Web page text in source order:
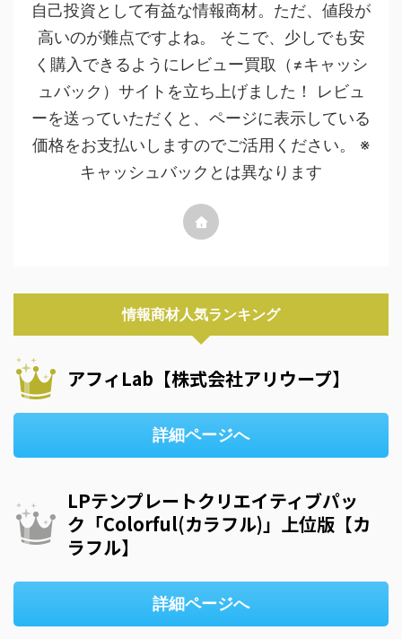
自己投資として有益な情報商材。ただ、値段が
高いのが難点ですよね。 そこで、少しでも安
く購入できるようにレビュー買取（≠キャッシ
ュバック）サイトを立ち上げました！ レビュ
ーを送っていただくと、ページに表示している
価格をお支払いしますのでご活用ください。 ※
キャッシュバックとは異なります
情報商材人気ランキング
アフィLab【株式会社アリウープ】
詳細ページへ
LPテンプレートクリエイティブパッ
ク「Colorful(カラフル)」上位版【カ
ラフル】
詳細ページへ